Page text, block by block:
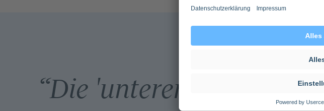
“Die 'unteren Chargen'